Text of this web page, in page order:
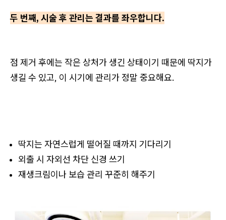
두 번째, 시술 후 관리는 결과를 좌우합니다.
점 제거 후에는 작은 상처가 생긴 상태이기 때문에 딱지가
생길 수 있고, 이 시기에 관리가 정말 중요해요.
딱지는 자연스럽게 떨어질 때까지 기다리기
외출 시 자외선 차단 신경 쓰기
재생크림이나 보습 관리 꾸준히 해주기